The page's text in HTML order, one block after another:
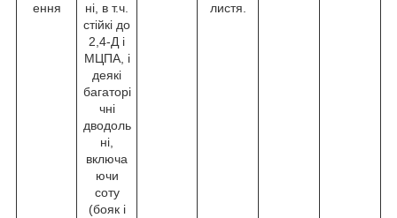
ення
ні, в т.ч.
стійкі до
2,4-Д і
МЦПА, і
деякі
багаторі
чні
дводоль
ні,
включа
ючи
соту
(бояк і
листя.